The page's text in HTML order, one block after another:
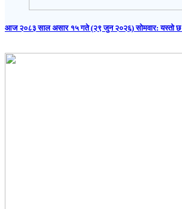
आज २०८३ साल असार १५ गते (२९ जुन २०२६) साेमवार: यस्तो